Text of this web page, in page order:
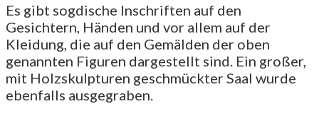
Es gibt sogdische Inschriften auf den
Gesichtern, Händen und vor allem auf der
Kleidung, die auf den Gemälden der oben
genannten Figuren dargestellt sind. Ein großer,
mit Holzskulpturen geschmückter Saal wurde
ebenfalls ausgegraben.